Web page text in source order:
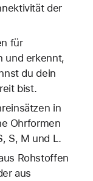
der
für
und erkennt,
du dein
bist.
in
Ohrformen
S, M und L.
Rohstoffen
aus